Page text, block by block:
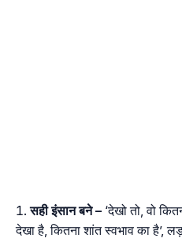
सही इंसान बने– ‘देखो तो, वो
देखा है, कितना शांत स्वभाव का है’,